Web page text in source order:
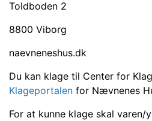
Toldboden 2
8800 Viborg
naevneneshus.dk
Du kan klage til Center for
Klageportalen for Nævnenes
For at kunne klage skal varen/